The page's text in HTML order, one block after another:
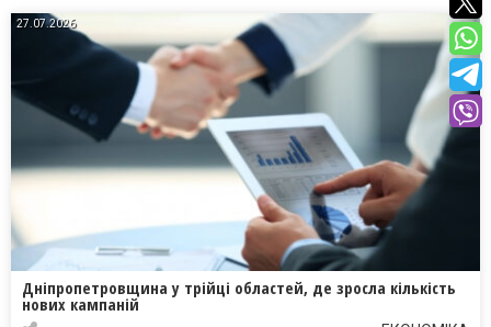
27.07.2026
Дніпропетровщина у трійці областей, де зросла кількість
нових кампаній